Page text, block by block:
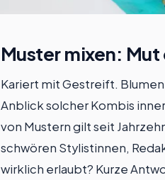
Muster mixen:
Kariert mit Gestreift.
Anblick solcher Kombis
von Mustern gilt seit
schwören Stylistinnen,
wirklich erlaubt? Kurze